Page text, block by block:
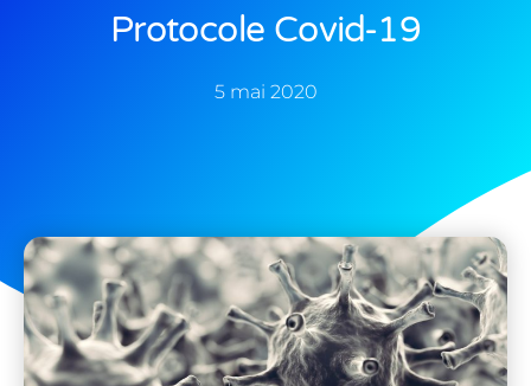
Protocole Covid-19
5 mai 2020